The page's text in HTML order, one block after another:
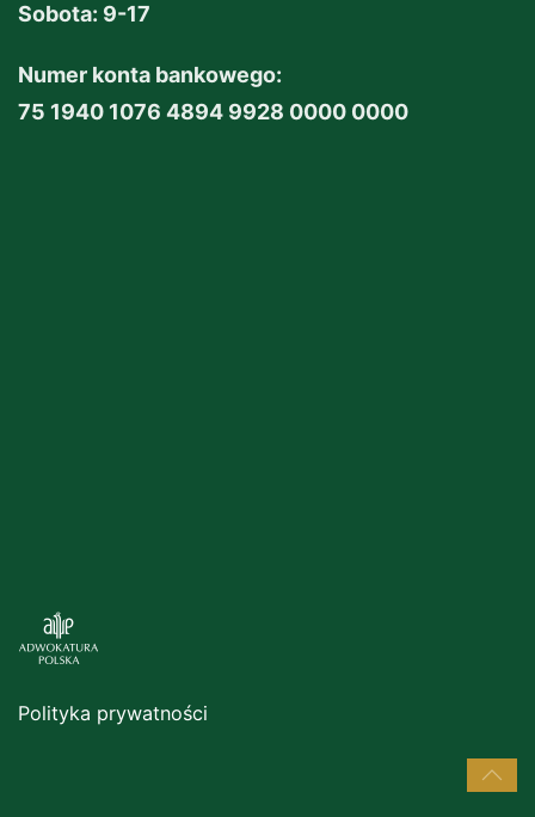
Sobota: 9-17
Numer konta bankowego:
75 1940 1076 4894 9928 0000 0000
Polityka prywatności